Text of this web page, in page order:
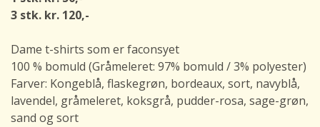
3 stk. kr. 120,-
Dame t-shirts som er faconsyet
100 % bomuld (Gråmeleret: 97% bomuld / 3% polyester)
Farver: Kongeblå, flaskegrøn, bordeaux, sort, navyblå,
lavendel, gråmeleret, koksgrå, pudder-rosa, sage-grøn,
sand og sort